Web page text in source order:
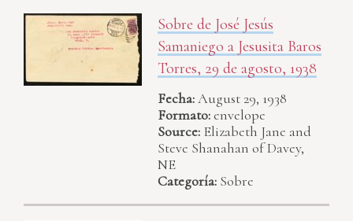
Sobre de José Jesús
Samaniego a Jesusita Baros
Torres, 29 de agosto, 1938
Fecha:August 29, 1938
Formato:envelope
Source: Elizabeth Jane and
Steve Shanahan of Davey,
NE
Categoría: Sobre